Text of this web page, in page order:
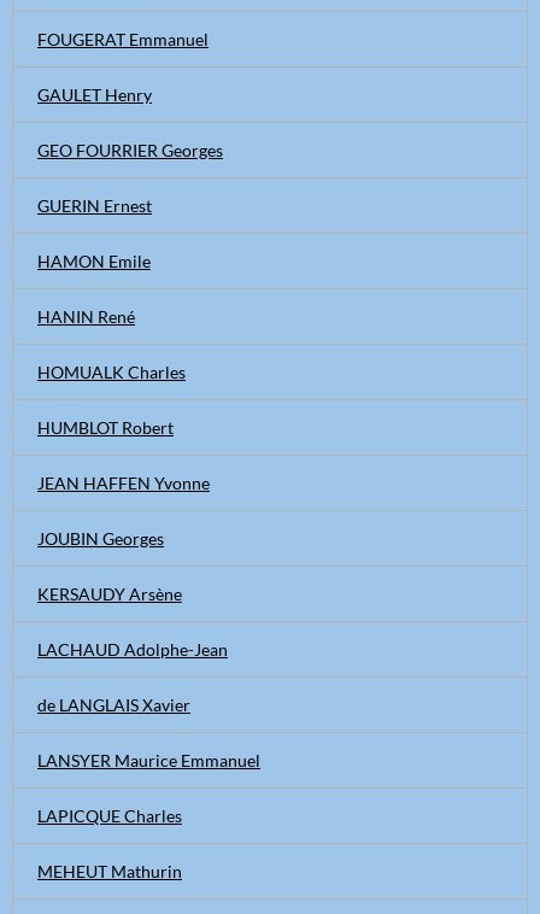
FOUGERAT Emmanuel
GAULET Henry
GEO FOURRIER Georges
GUERIN Ernest
HAMON Emile
HANIN René
HOMUALK Charles
HUMBLOT Robert
JEAN HAFFEN Yvonne
JOUBIN Georges
KERSAUDY Arsène
LACHAUD Adolphe-Jean
de LANGLAIS Xavier
LANSYER Maurice Emmanuel
LAPICQUE Charles
MEHEUT Mathurin